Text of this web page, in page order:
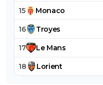
15 Monaco
16 Troyes
17 Le Mans
18 Lorient